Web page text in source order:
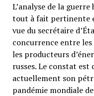
L’analyse de la
tout à fait pertinente
vue du secrétaire
concurrence entre les
les producteurs
russes. Le constat est
actuellement son
pandémie mondiale